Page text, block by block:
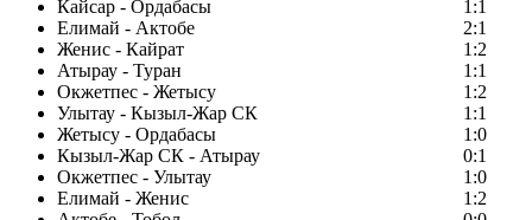
Кайсар - Ордабасы
1:1
Елимай - Актобе
2:1
Женис - Кайрат
1:2
Атырау - Туран
1:1
Окжетпес - Жетысу
1:2
Улытау - Кызыл-Жар СК
1:1
Жетысу - Ордабасы
1:0
Кызыл-Жар СК - Атырау
0:1
Окжетпес - Улытау
1:0
Елимай - Женис
1:2